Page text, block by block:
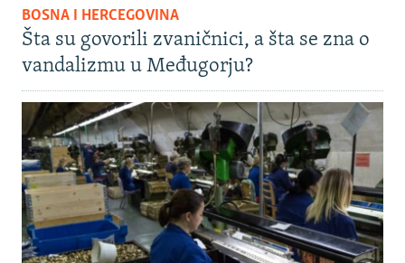
BOSNA I HERCEGOVINA
Šta su govorili zvaničnici, a šta se zna o
vandalizmu u Međugorju?